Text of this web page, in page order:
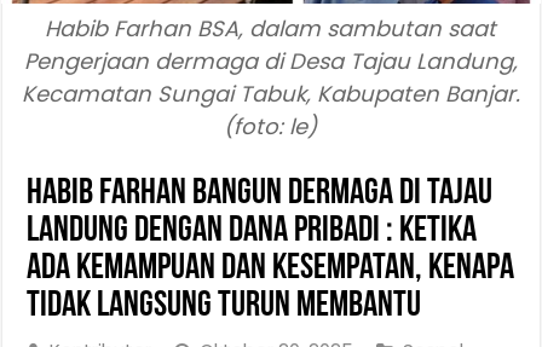
Habib Farhan BSA, dalam sambutan saat
Pengerjaan dermaga di Desa Tajau Landung,
Kecamatan Sungai Tabuk, Kabupaten Banjar.
(foto: le)
Habib Farhan Bangun Dermaga di Tajau
Landung Dengan Dana Pribadi : Ketika
Ada Kemampuan dan Kesempatan, Kenapa
Tidak Langsung Turun Membantu